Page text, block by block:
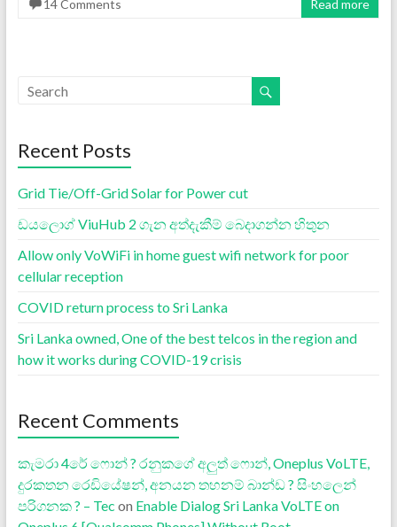
14 Comments
Read more
Recent Posts
Grid Tie/Off-Grid Solar for Power cut
ඩයලොග් ViuHub 2 ගැන අත්දැකීම් බෙදාගන්න හිතුන
Allow only VoWiFi in home guest wifi network for poor
cellular reception
COVID return process to Sri Lanka
Sri Lanka owned, One of the best telcos in the region and
how it works during COVID-19 crisis
Recent Comments
කැමරා 4රේ ෆොන් ? රනුකගේ අලුත් ෆොන්, Oneplus VoLTE,
දුරකතන රෙඩියේෂන්, අනයන තහනම් බාන්ඩ ? සිංහලෙන්
පරිගනක ? – Tec on Enable Dialog Sri Lanka VoLTE on